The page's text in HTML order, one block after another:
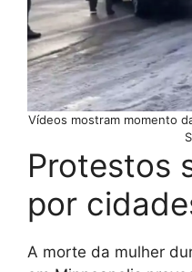
Vídeos mostram momento
Protestos
por
A morte da mulher